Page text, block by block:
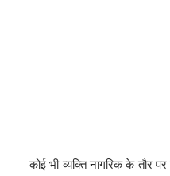
कोई भी व्यक्ति नागरिक के तौर